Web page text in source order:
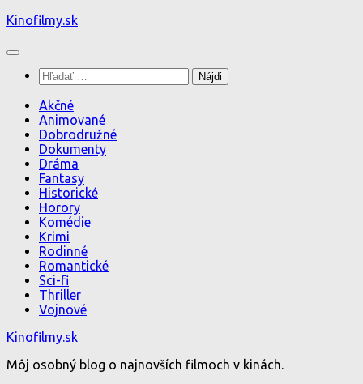
Preskočiť
obsah
Kinofilmy.sk
Hľadať:
Akčné
Animované
Dobrodružné
Dokumenty
Dráma
Fantasy
Historické
Horory
Komédie
Krimi
Rodinné
Romantické
Sci-fi
Thriller
Vojnové
Kinofilmy.sk
Môj osobný blog o najnovších filmoch v kinách.